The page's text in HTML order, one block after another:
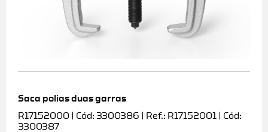
Saca polias duas garras
R17152000 | Cód: 3300386 | Ref.: R17152001 | Cód:
3300387